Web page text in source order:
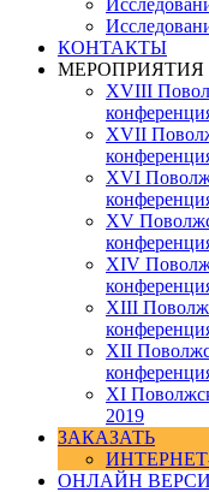
КОНТАКТЫ
МЕРОПРИЯТИЯ
XVIII
XVII
XVI
ХV
ХIV
ХIII
ХII
XI
2019
ЗАКАЗАТЬ
ОНЛАЙН